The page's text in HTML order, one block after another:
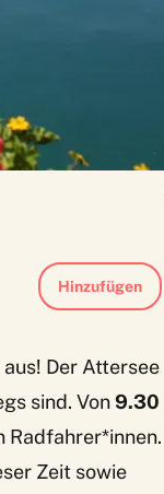
Hinzufügen
Der Attersee
sind. Von9.30
Radfahrer*innen.
Zeit sowie